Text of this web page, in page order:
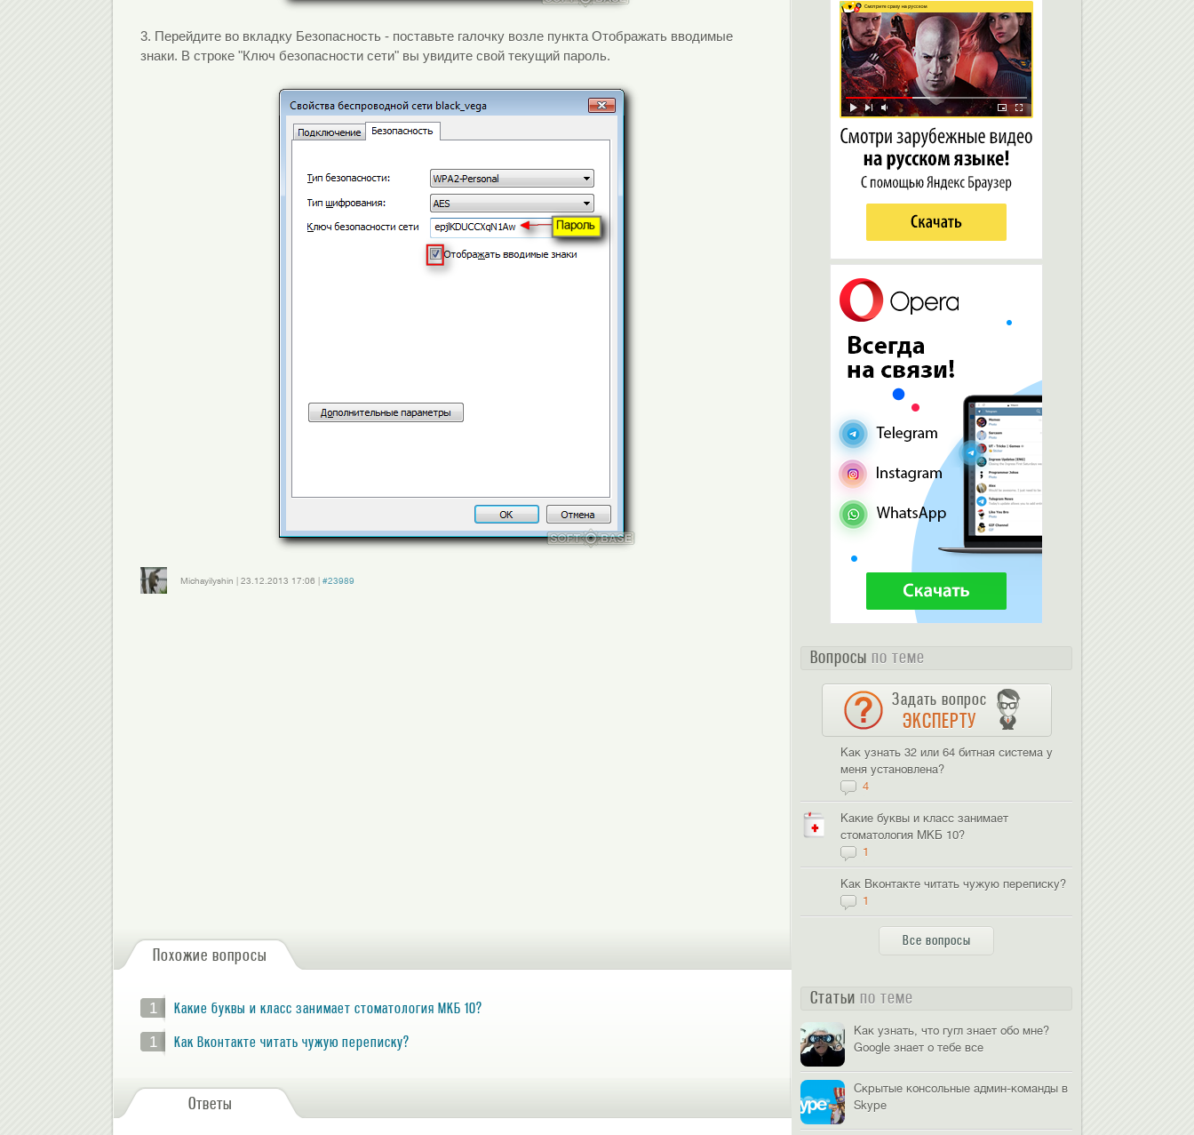
3. Перейдите во вкладку Безопасность - поставьте галочку возле пункта Отображать вводимые
знаки. В строке "Ключ безопасности сети" вы увидите свой текущий пароль.
Michayilyshin 23.12.2013 17:06
#23989
Похожие вопросы
1
Какие буквы и класс занимает стоматология МКБ 10?
1
Как Вконтакте читать чужую переписку?
Ответы
Вопросы по теме
Задать вопрос
ЭКСПЕРТУ
Как узнать 32 или 64 битная система у
меня установлена?
4
Какие буквы и класс занимает
стоматология МКБ 10?
1
Как Вконтакте читать чужую переписку?
1
Все вопросы
Статьи по теме
Как узнать, что гугл знает обо мне?
Google знает о тебе все
Скрытые консольные админ-команды в
Skype